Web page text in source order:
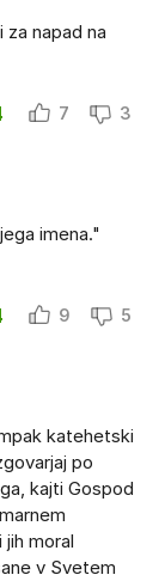
napad na
7 3
imena."
9 5
katehetski
po
kajti Gospod
moral
v Svetem